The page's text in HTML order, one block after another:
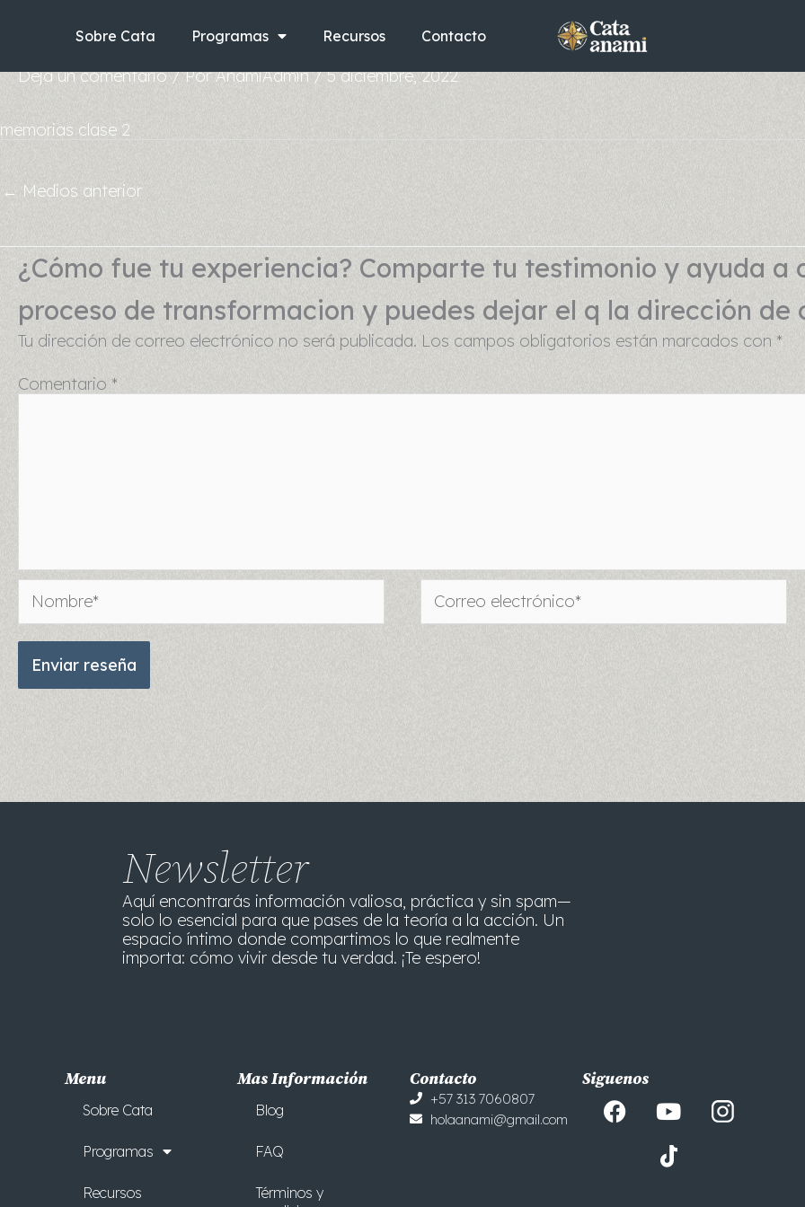
contenidoSobre Cata Programas Recursos Contacto
Deja un comentario / PorAnamiAdmin/5 diciembre, 2022
memorias clase 2
← Medios anterior
¿Cómo fue tu experiencia? Comparte tu testimonio y ayuda a
proceso de transformacion y puedes dejar el q la dirección de
Tu dirección de correo electrónico no será publicada. Los campos obligatorios están marcados con *
Comentario *
electrónico*
Newsletter
Aquí encontrarás información valiosa, práctica y sin spam—
solo lo esencial para que pases de la teoría a la acción. Un
espacio íntimo donde compartimos lo que realmente
importa: cómo vivir desde tu verdad. ¡Te espero!
Menu
Sobre Cata
Programas
Recursos
Mas Información
Blog
FAQ
Términos y
Siguenos
F
a
Y
o
u
t
Contacto
+57 313 7060807
holaanami@gmail.com